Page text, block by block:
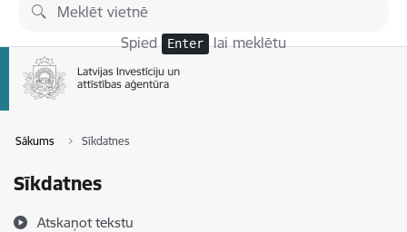
Pāriet uz lapas saturu
Spied Enter lai meklētu
Sākums Sīkdatnes
Sīkdatnes
Atskaņot tekstu